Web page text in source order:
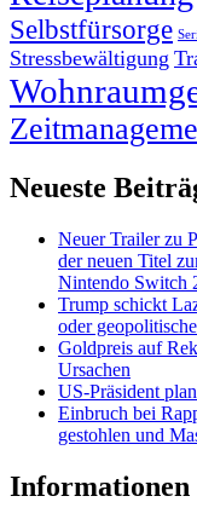
Selbstfürsorge
Stressbewältigung
Neueste
Neuer Trailer zu
der neuen Titel
Nintendo Switch
Trump schickt
oder
Goldpreis auf
Ursachen
US-Präsident
Einbruch bei
gestohlen und
Informationen